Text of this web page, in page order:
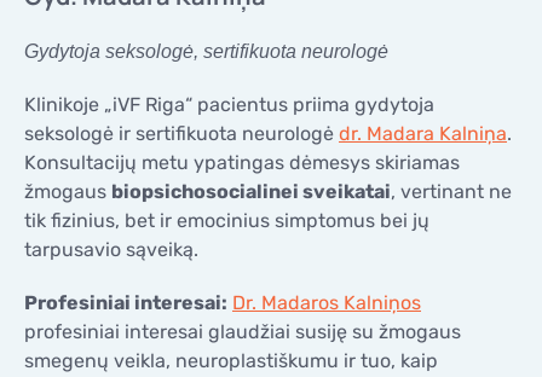
Gydytoja seksologė, sertifikuota neurologė
Klinikoje „iVF Riga“ pacientus priima gydytoja
seksologė ir sertifikuota neurologė dr. Madara Kalniņa.
Konsultacijų metu ypatingas dėmesys skiriamas
žmogaus biopsichosocialinei sveikatai, vertinant ne
tik fizinius, bet ir emocinius simptomus bei jų
tarpusavio sąveiką.
Profesiniai interesai: Dr. Madaros Kalniņos
profesiniai interesai glaudžiai susiję su žmogaus
smegenų veikla, neuroplastiškumu ir tuo, kaip